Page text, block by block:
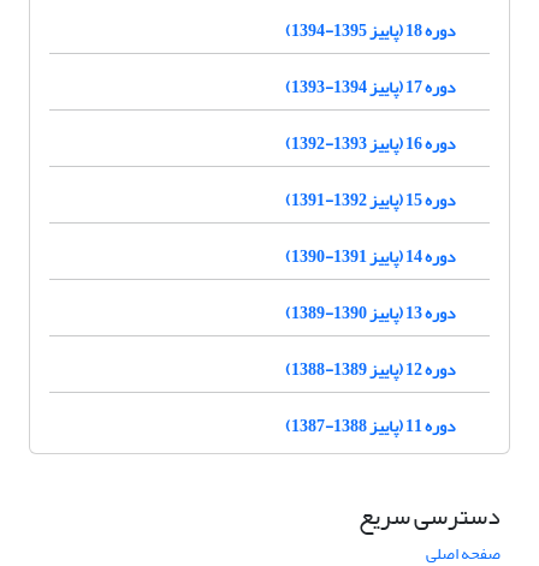
دوره 18 (پاییز 1395-1394)
دوره 17 (پاییز 1394-1393)
دوره 16 (پاییز 1393-1392)
دوره 15 (پاییز 1392-1391)
دوره 14 (پاییز 1391-1390)
دوره 13 (پاییز 1390-1389)
دوره 12 (پاییز 1389-1388)
دوره 11 (پاییز 1388-1387)
دسترسی سریع
صفحه اصلی